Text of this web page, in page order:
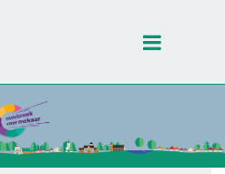
Toggle